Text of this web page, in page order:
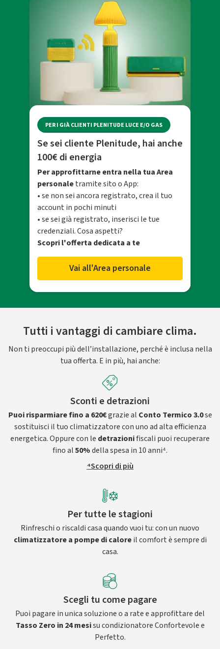
PER I GIÀ CLIENTI PLENITUDE LUCE E/O GAS
Se sei cliente Plenitude, hai anche
100€ di energia
Per approfittarne entra nella tua Area
personaletramite sito o App:
• se non sei ancora registrato, crea il tuo
account in pochi minuti
• se sei già registrato, inserisci le tue
credenziali. Cosa aspetti?
Scopri l'offerta dedicata a te
Vai all'Area personale
Tutti i vantaggi di cambiare clima.
Non ti preoccupi più dell’installazione, perché è inclusa nella
tua offerta. E in più, hai anche:
Sconti e detrazioni
Puoi risparmiare fino a 620€grazie al Conto Termico 3.0se
sostituisci il tuo climatizzatore con uno ad alta efficienza
energetica. Oppure con le detrazionifiscali puoi recuperare
fino al50%della spesa in 10 anni⁴.
⁴Scopri di più
Per tutte le stagioni
Rinfreschi o riscaldi casa quando vuoi tu: con un nuovo
climatizzatore a pompe di caloreil comfort è sempre di
casa.
Scegli tu come pagare
Puoi pagare in unica soluzione o a rate e approfittare del
Tasso Zero in 24 mesisu condizionatore Confortevole e
Perfetto.